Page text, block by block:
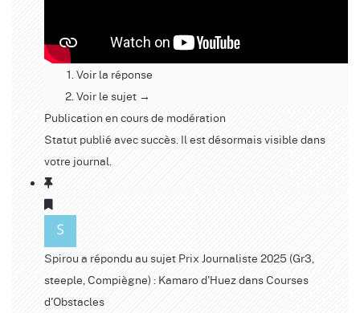
Voir la réponse
Voir le sujet →
Publication en cours de modération
Statut publié avec succès. Il est désormais visible dans
votre journal.
Spirou a répondu au sujet Prix Journaliste 2025 (Gr3,
steeple, Compiègne) : Kamaro d'Huezdans Courses
d'Obstacles